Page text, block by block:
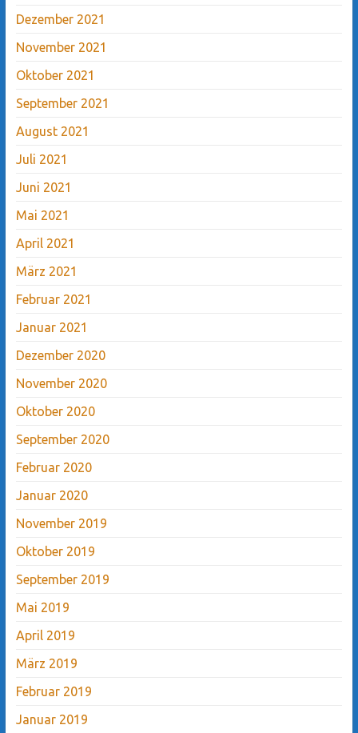
Dezember 2021
November 2021
Oktober 2021
September 2021
August 2021
Juli 2021
Juni 2021
Mai 2021
April 2021
März 2021
Februar 2021
Januar 2021
Dezember 2020
November 2020
Oktober 2020
September 2020
Februar 2020
Januar 2020
November 2019
Oktober 2019
September 2019
Mai 2019
April 2019
März 2019
Februar 2019
Januar 2019